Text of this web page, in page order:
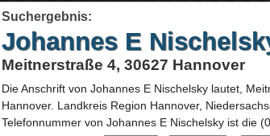
Suchergebnis:
Johannes E
Meitnerstraße 4, 30627 Hannover
Die Anschrift von Johannes E Nischelskylautet,
Hannover. Landkreis Region Hannover,
Telefonnummer von Johannes E Nischelsky ist die